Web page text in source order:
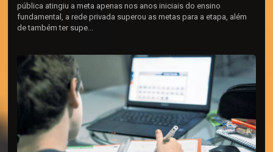
pública atingiu a meta apenas nos anos iniciais do ensino
fundamental, a rede privada superou as metas para a etapa, além
de também ter supe...